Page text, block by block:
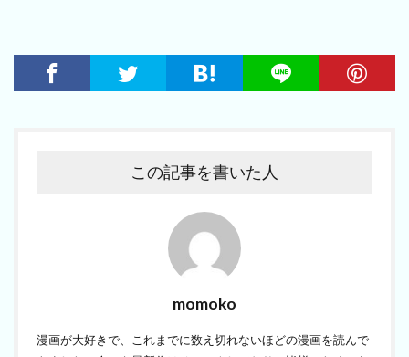
この記事を書いた人
momoko
漫画が大好きで、これまでに数え切れないほどの漫画を読んで